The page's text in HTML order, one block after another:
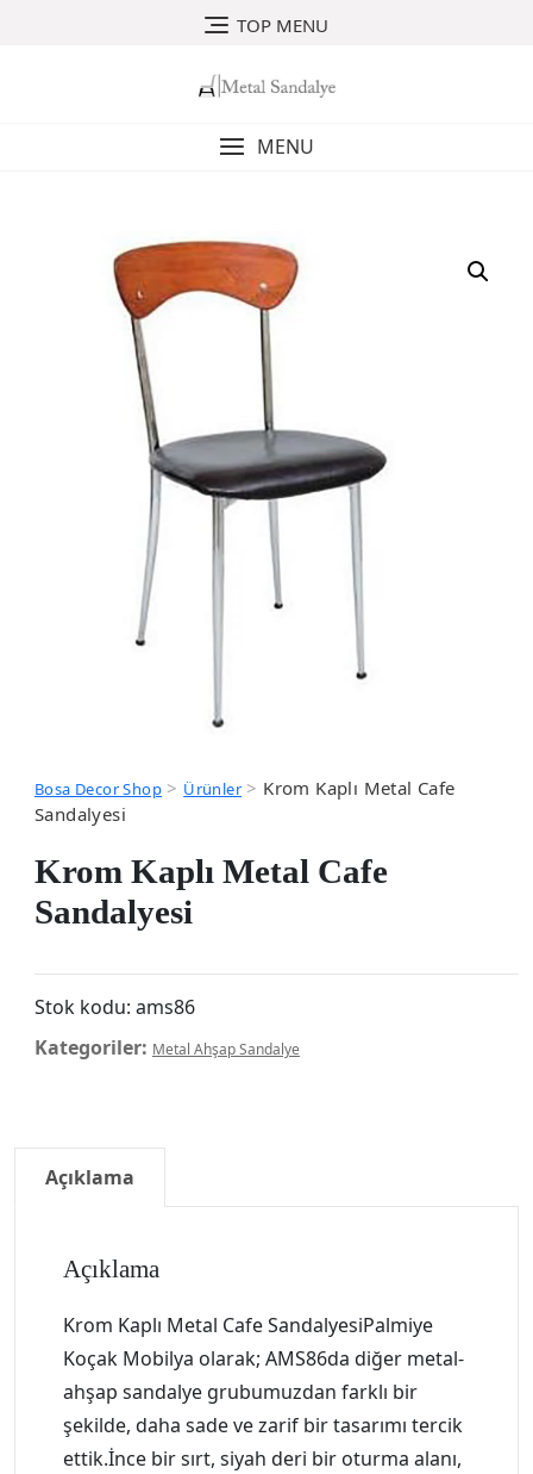
TOP MENU
MENU
Bosa Decor Shop> Ürünler> Krom Kaplı Metal Cafe
Sandalyesi
Krom Kaplı Metal Cafe
Sandalyesi
Stok kodu: ams86
Kategoriler: Metal Ahşap Sandalye
Açıklama
Açıklama
Krom Kaplı Metal Cafe SandalyesiPalmiye
Koçak Mobilya olarak; AMS86da diğer metal-
ahşap sandalye grubumuzdan farklı bir
şekilde, daha sade ve zarif bir tasarımı tercik
ettik.İnce bir sırt, siyah deri bir oturma alanı,